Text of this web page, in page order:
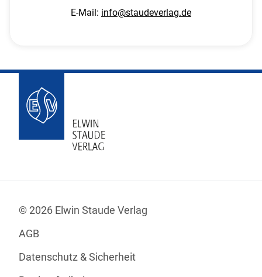
E-Mail: info@staudeverlag.de
© 2026 Elwin Staude Verlag
AGB
Datenschutz & Sicherheit